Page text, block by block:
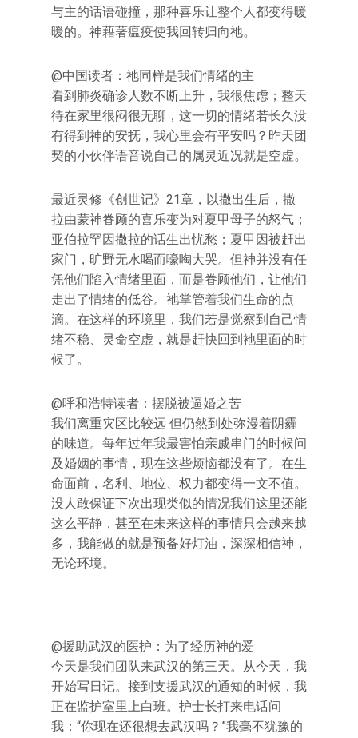
与主的话语碰撞，那种喜乐让整个人都变得暖
暖的。神藉著瘟疫使我回转归向祂。
@中国读者：祂同样是我们情绪的主
看到肺炎确诊人数不断上升，我很焦虑；整天
待在家里很闷很无聊，这一切的情绪若长久没
有得到神的安抚，我心里会有平安吗？昨天团
契的小伙伴语音说自己的属灵近况就是空虚。
最近灵修《创世记》21章，以撒出生后，撒
拉由蒙神眷顾的喜乐变为对夏甲母子的怒气；
亚伯拉罕因撒拉的话生出忧愁；夏甲因被赶出
家门，旷野无水喝而嚎啕大哭。但神并没有任
凭他们陷入情绪里面，而是眷顾他们，让他们
走出了情绪的低谷。祂掌管着我们生命的点
滴。在这样的环境里，我们若是觉察到自己情
绪不稳、灵命空虚，就是赶快回到祂里面的时
候了。
@呼和浩特读者：摆脱被逼婚之苦
我们离重灾区比较远 但仍然到处弥漫着阴霾
的味道。每年过年我最害怕亲戚串门的时候问
及婚姻的事情，现在这些烦恼都没有了。在生
命面前，名利、地位、权力都变得一文不值。
没人敢保证下次出现类似的情况我们这里还能
这么平静，甚至在未来这样的事情只会越来越
多，我能做的就是预备好灯油，深深相信神，
无论环境。
@援助武汉的医护：为了经历神的爱
今天是我们团队来武汉的第三天。从今天，我
开始写日记。接到支援武汉的通知的时候，我
正在监护室里上白班。护士长打来电话问
我：“你现在还很想去武汉吗？”我毫不犹豫的